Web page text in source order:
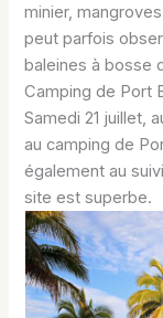
minier,
peut parfois
baleines à bosse
Camping de Port
Samedi 21 juillet,
au camping de
également au
site est superbe.